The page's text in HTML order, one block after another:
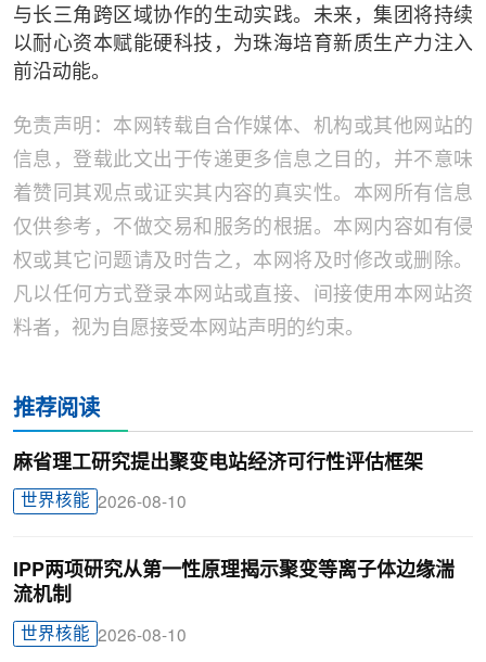
与长三角跨区域协作的生动实践。未来，集团将持续
以耐心资本赋能硬科技，为珠海培育新质生产力注入
前沿动能。
免责声明：本网转载自合作媒体、机构或其他网站的
信息，登载此文出于传递更多信息之目的，并不意味
着赞同其观点或证实其内容的真实性。本网所有信息
仅供参考，不做交易和服务的根据。本网内容如有侵
权或其它问题请及时告之，本网将及时修改或删除。
凡以任何方式登录本网站或直接、间接使用本网站资
料者，视为自愿接受本网站声明的约束。
推荐阅读
麻省理工研究提出聚变电站经济可行性评估框架
世界核能 2026-08-10
IPP两项研究从第一性原理揭示聚变等离子体边缘湍
流机制
世界核能 2026-08-10